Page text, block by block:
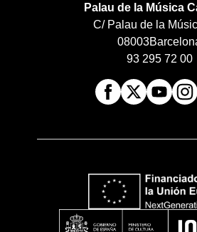
Palau de la Música
C/ Palau de la
08003
93 295 72 00